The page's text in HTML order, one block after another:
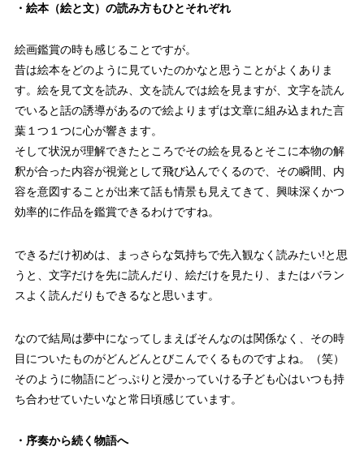
・絵本（絵と文）の読み方もひとそれぞれ
絵画鑑賞の時も感じることですが。
昔は絵本をどのように見ていたのかなと思うことがよくありま
す。絵を見て文を読み、文を読んでは絵を見ますが、文字を読ん
でいると話の誘導があるので絵よりまずは文章に組み込まれた言
葉１つ１つに心が響きます。
そして状況が理解できたところでその絵を見るとそこに本物の解
釈が合った内容が視覚として飛び込んでくるので、その瞬間、内
容を意図することが出来て話も情景も見えてきて、興味深くかつ
効率的に作品を鑑賞できるわけですね。
できるだけ初めは、まっさらな気持ちで先入観なく読みたい!と思
うと、文字だけを先に読んだり、絵だけを見たり、またはバラン
スよく読んだりもできるなと思います。
なので結局は夢中になってしまえばそんなのは関係なく、その時
目についたものがどんどんとびこんでくるものですよね。（笑）
そのように物語にどっぷりと浸かっていける子ども心はいつも持
ち合わせていたいなと常日頃感じています。
・序奏から続く物語へ